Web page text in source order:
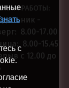
с
РАБОТЫ:
-
8.00-17.00
8.00-15.45
с 12.00 до